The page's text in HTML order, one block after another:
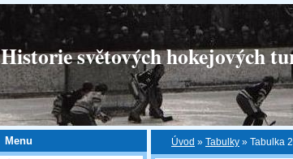
Historie světových hokejových
Úvod » Tabulky » Tabulka
Menu